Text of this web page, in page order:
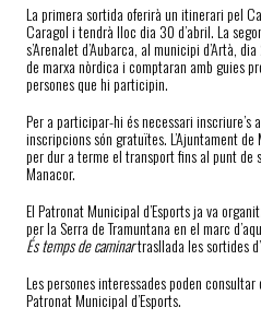
La primera sortida oferirà un itinerari pel
Caragol i tendrà lloc dia 30 d’abril. La
s’Arenalet d’Aubarca, al municipi d’Artà,
de marxa nòrdica i comptaran amb guies
persones que hi participin.
Per a participar-hi és necessari inscriure’s a
inscripcions són gratuïtes. L’Ajuntament
per dur a terme el transport fins al punt de
Manacor.
El Patronat Municipal d’Esports ja va
per la Serra de Tramuntana en el marc
És temps de caminartrasllada les sortides
Les persones interessades poden
Patronat Municipal d’Esports.